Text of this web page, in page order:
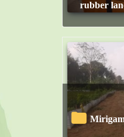
rubber